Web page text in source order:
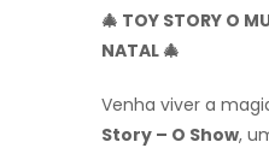
🎄 TOY STORY O
NATAL 🎄
Venha viver a
Story – O Show,